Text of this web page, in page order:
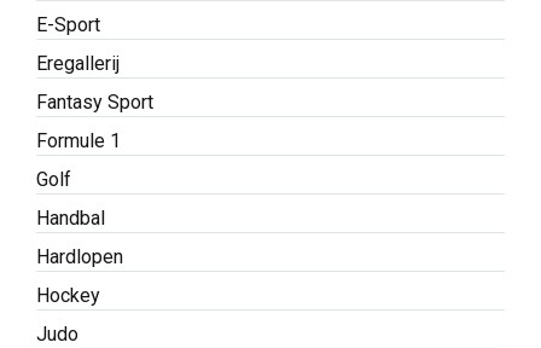
E-Sport
Eregallerij
Fantasy Sport
Formule 1
Golf
Handbal
Hardlopen
Hockey
Judo